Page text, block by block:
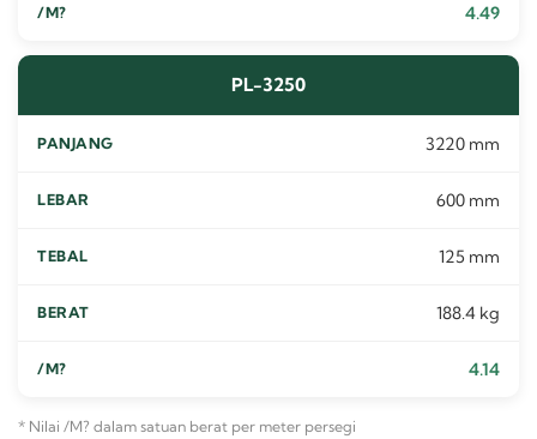
4.49
PL-3250
3220 mm
600 mm
125 mm
188.4 kg
4.14
* Nilai /M? dalam satuan berat per meter persegi